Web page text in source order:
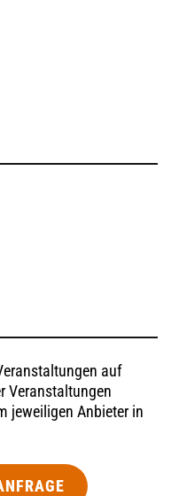
auf
Veranstaltungen
jeweiligen Anbieter in